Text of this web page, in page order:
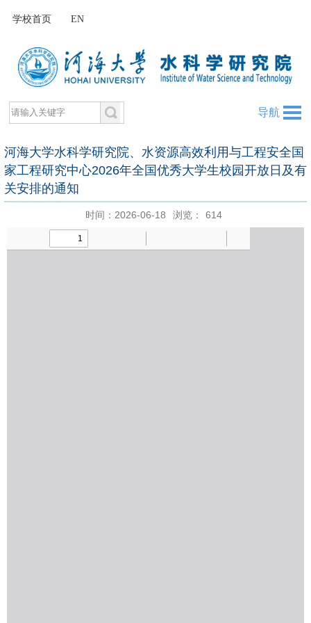
学校首页 EN
导航
河海大学水科学研究院、水资源高效利用与工程安全国
家工程研究中心2026年全国优秀大学生校园开放日及有
关安排的通知
时间：2026-06-18 浏览： 614